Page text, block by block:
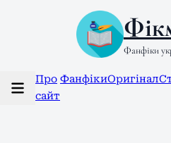
Фанфіки
Про
сайт
ФанфікиОригінал